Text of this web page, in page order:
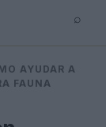
⌕
⌕ ×
AYUDAR A
FAUNA